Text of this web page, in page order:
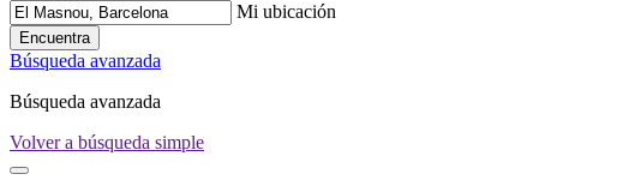
Mi ubicación
Encuentra
Búsqueda avanzada
Búsqueda avanzada
Volver a búsqueda simple